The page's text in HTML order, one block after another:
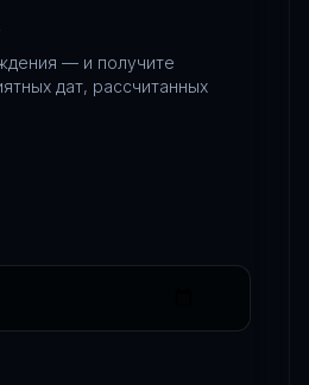
— и получите
дат, рассчитанных